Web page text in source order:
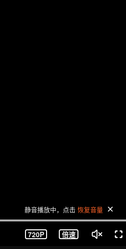
720P 倍速
静音播放中，点击 恢复音量